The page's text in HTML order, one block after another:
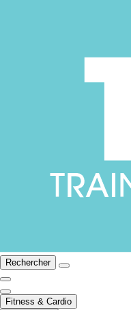
Rechercher
Fitness & Cardio